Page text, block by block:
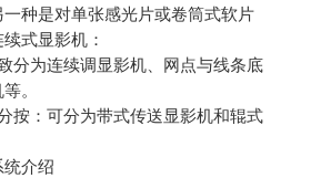
种是对单张感光片或卷筒式软片
式显影机：
分为连续调显影机、网点与线条底
。
按：可分为带式传送显影机和辊式
介绍